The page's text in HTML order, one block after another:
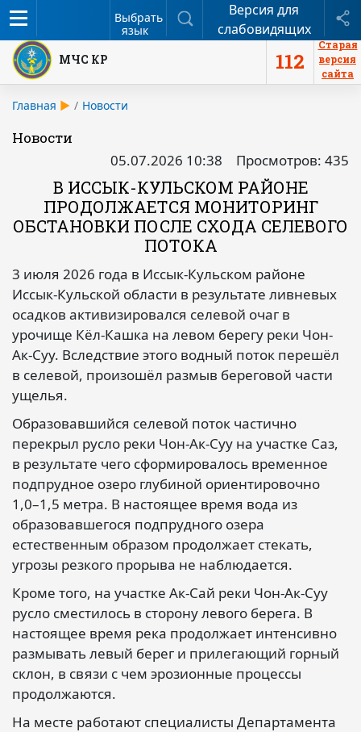
Меню
Выбрать
язык
ПоискВерсия для
слабовидящих
МЧС КР 112
Старая
версия
сайта
Главная Новости
Новости
05.07.2026 10:38
Просмотров: 435
В ИССЫК-КУЛЬСКОМ РАЙОНЕ
ПРОДОЛЖАЕТСЯ МОНИТОРИНГ
ОБСТАНОВКИ ПОСЛЕ СХОДА СЕЛЕВОГО
ПОТОКА
3 июля 2026 года в Иссык-Кульском районе
Иссык-Кульской области в результате ливневых
осадков активизировался селевой очаг в
урочище Кёл-Кашка на левом берегу реки Чон-
Ак-Суу. Вследствие этого водный поток перешёл
в селевой, произошёл размыв береговой части
ущелья.
Образовавшийся селевой поток частично
перекрыл русло реки Чон-Ак-Суу на участке Саз,
в результате чего сформировалось временное
подпрудное озеро глубиной ориентировочно
1,0–1,5 метра. В настоящее время вода из
образовавшегося подпрудного озера
естественным образом продолжает стекать,
угрозы резкого прорыва не наблюдается.
Кроме того, на участке Ак-Сай реки Чон-Ак-Суу
русло сместилось в сторону левого берега. В
настоящее время река продолжает интенсивно
размывать левый берег и прилегающий горный
склон, в связи с чем эрозионные процессы
продолжаются.
На месте работают специалисты Департамента